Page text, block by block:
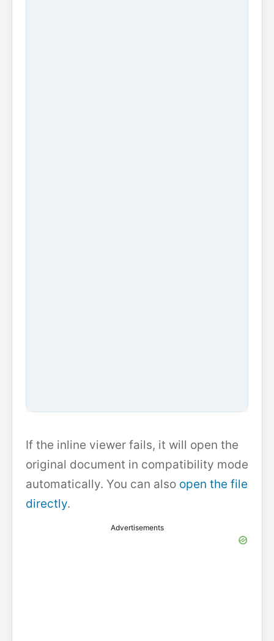
If the inline viewer fails, it will open the
original document in compatibility mode
automatically. You can also open the file
directly.
Advertisements